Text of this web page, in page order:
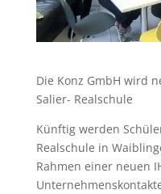
Die Konz GmbH wird
Salier- Realschule
Künftig werden
Realschule in
Rahmen einer neuen